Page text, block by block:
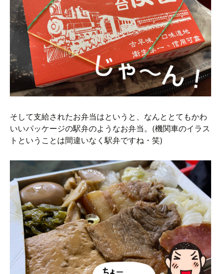
そして支給されたお弁当はというと、なんととてもかわ
いいパッケージの駅弁のようなお弁当。(機関車のイラス
トということは間違いなく駅弁ですね・笑)